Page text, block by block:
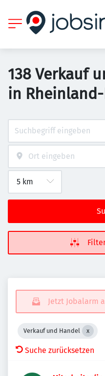
138 Verkauf
in
Jetzt Jobalarm
Verkauf und Handel
Suche zurücksetzen